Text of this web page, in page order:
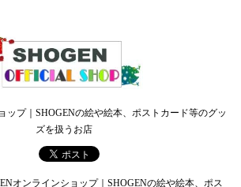
ップ｜SHOGENの絵や絵本、ポストカード等のグッ
ズを扱うお店
オンラインショップ｜SHOGENの絵や絵本、ポス